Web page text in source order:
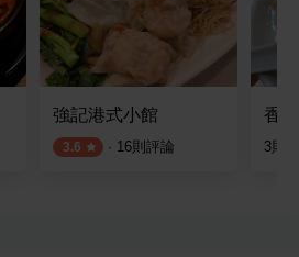
強記港式小館
3.6 · 16則評論
香
3則